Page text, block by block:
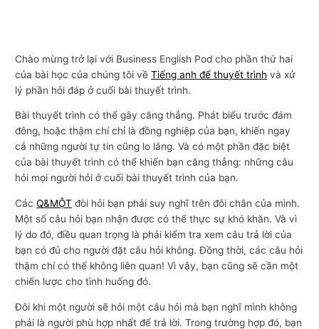
Chào mừng trở lại với Business English Pod cho phần thứ hai
của bài học của chúng tôi vềTiếng anh để thuyết trình và xử
lý phần hỏi đáp ở cuối bài thuyết trình.
Bài thuyết trình có thể gây căng thẳng. Phát biểu trước đám
đông, hoặc thậm chí chỉ là đồng nghiệp của bạn, khiến ngay
cả những người tự tin cũng lo lắng. Và có một phần đặc biệt
của bài thuyết trình có thể khiến bạn căng thẳng: những câu
hỏi mọi người hỏi ở cuối bài thuyết trình của bạn.
CácQ&MỘT đòi hỏi bạn phải suy nghĩ trên đôi chân của mình.
Một số câu hỏi bạn nhận được có thể thực sự khó khăn. Và vì
lý do đó, điều quan trọng là phải kiểm tra xem câu trả lời của
bạn có đủ cho người đặt câu hỏi không. Đồng thời, các câu hỏi
thậm chí có thể không liên quan! Vì vậy, bạn cũng sẽ cần một
chiến lược cho tình huống đó.
Đôi khi một người sẽ hỏi một câu hỏi mà bạn nghĩ mình không
phải là người phù hợp nhất để trả lời. Trong trường hợp đó, bạn